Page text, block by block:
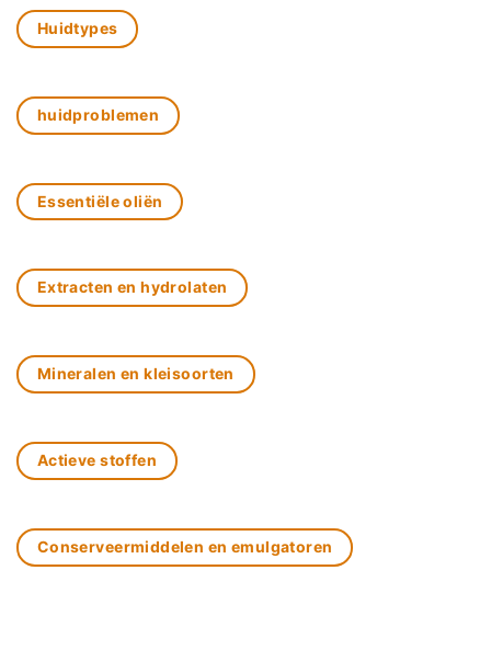
Huidtypes
huidproblemen
Essentiële oliën
Extracten en hydrolaten
Mineralen en kleisoorten
Actieve stoffen
Conserveermiddelen en emulgatoren